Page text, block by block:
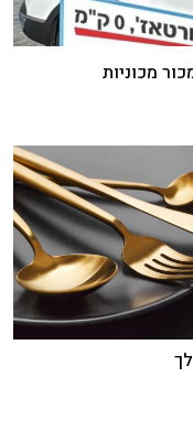
מכוניות